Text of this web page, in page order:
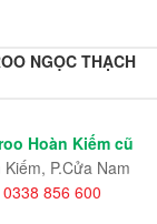
NGỌC THẠCH
Hoàn Kiếm cũ
Kiếm, P.Cửa Nam
856 600